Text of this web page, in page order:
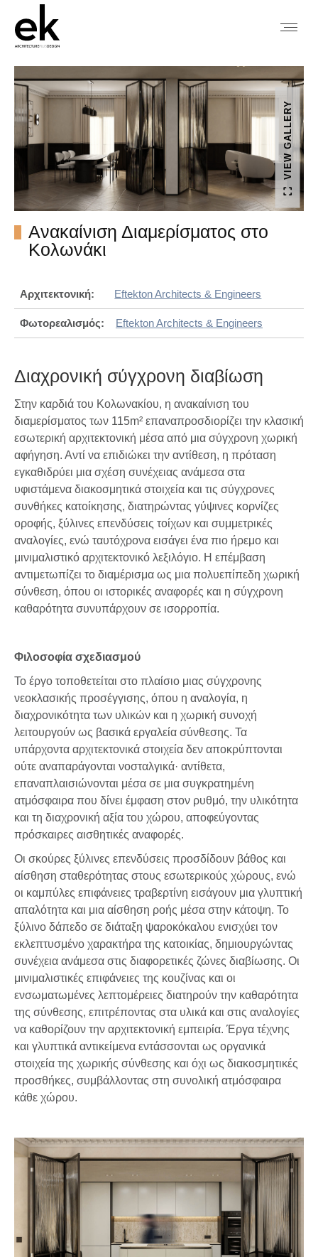
VIEW GALLERY
Ανακαίνιση Διαμερίσματος στο
Κολωνάκι
Αρχιτεκτονική: Eftekton Architects & Engineers
Φωτορεαλισμός: Eftekton Architects & Engineers
Διαχρονική σύγχρονη διαβίωση
Στην καρδιά του Κολωνακίου, η ανακαίνιση του
διαμερίσματος των 115m² επαναπροσδιορίζει την κλασική
εσωτερική αρχιτεκτονική μέσα από μια σύγχρονη χωρική
αφήγηση. Αντί να επιδιώκει την αντίθεση, η πρόταση
εγκαθιδρύει μια σχέση συνέχειας ανάμεσα στα
υφιστάμενα διακοσμητικά στοιχεία και τις σύγχρονες
συνθήκες κατοίκησης, διατηρώντας γύψινες κορνίζες
οροφής, ξύλινες επενδύσεις τοίχων και συμμετρικές
αναλογίες, ενώ ταυτόχρονα εισάγει ένα πιο ήρεμο και
μινιμαλιστικό αρχιτεκτονικό λεξιλόγιο. Η επέμβαση
αντιμετωπίζει το διαμέρισμα ως μια πολυεπίπεδη χωρική
σύνθεση, όπου οι ιστορικές αναφορές και η σύγχρονη
καθαρότητα συνυπάρχουν σε ισορροπία.
Φιλοσοφία σχεδιασμού
Το έργο τοποθετείται στο πλαίσιο μιας σύγχρονης
νεοκλασικής προσέγγισης, όπου η αναλογία, η
διαχρονικότητα των υλικών και η χωρική συνοχή
λειτουργούν ως βασικά εργαλεία σύνθεσης. Τα
υπάρχοντα αρχιτεκτονικά στοιχεία δεν αποκρύπτονται
ούτε αναπαράγονται νοσταλγικά· αντίθετα,
επαναπλαισιώνονται μέσα σε μια συγκρατημένη
ατμόσφαιρα που δίνει έμφαση στον ρυθμό, την υλικότητα
και τη διαχρονική αξία του χώρου, αποφεύγοντας
πρόσκαιρες αισθητικές αναφορές.
Οι σκούρες ξύλινες επενδύσεις προσδίδουν βάθος και
αίσθηση σταθερότητας στους εσωτερικούς χώρους, ενώ
οι καμπύλες επιφάνειες τραβερτίνη εισάγουν μια γλυπτική
απαλότητα και μια αίσθηση ροής μέσα στην κάτοψη. Το
ξύλινο δάπεδο σε διάταξη ψαροκόκαλου ενισχύει τον
εκλεπτυσμένο χαρακτήρα της κατοικίας, δημιουργώντας
συνέχεια ανάμεσα στις διαφορετικές ζώνες διαβίωσης. Οι
μινιμαλιστικές επιφάνειες της κουζίνας και οι
ενσωματωμένες λεπτομέρειες διατηρούν την καθαρότητα
της σύνθεσης, επιτρέποντας στα υλικά και στις αναλογίες
να καθορίζουν την αρχιτεκτονική εμπειρία. Έργα τέχνης
και γλυπτικά αντικείμενα εντάσσονται ως οργανικά
στοιχεία της χωρικής σύνθεσης και όχι ως διακοσμητικές
προσθήκες, συμβάλλοντας στη συνολική ατμόσφαιρα
κάθε χώρου.